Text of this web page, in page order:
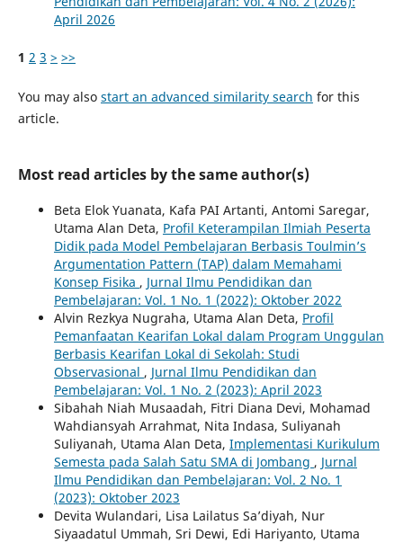
April 2026
1 2 3 > >>
You may also start an advanced similarity search for this
article.
Most read articles by the same author(s)
Beta Elok Yuanata, Kafa PAI Artanti, Antomi Saregar,
Utama Alan Deta, Profil Keterampilan Ilmiah Peserta
Didik pada Model Pembelajaran Berbasis Toulmin’s
Argumentation Pattern (TAP) dalam Memahami
Konsep Fisika , Jurnal Ilmu Pendidikan dan
Pembelajaran: Vol. 1 No. 1 (2022): Oktober 2022
Alvin Rezkya Nugraha, Utama Alan Deta, Profil
Pemanfaatan Kearifan Lokal dalam Program Unggulan
Berbasis Kearifan Lokal di Sekolah: Studi
Observasional , Jurnal Ilmu Pendidikan dan
Pembelajaran: Vol. 1 No. 2 (2023): April 2023
Sibahah Niah Musaadah, Fitri Diana Devi, Mohamad
Wahdiansyah Arrahmat, Nita Indasa, Suliyanah
Suliyanah, Utama Alan Deta, Implementasi Kurikulum
Semesta pada Salah Satu SMA di Jombang , Jurnal
Ilmu Pendidikan dan Pembelajaran: Vol. 2 No. 1
(2023): Oktober 2023
Devita Wulandari, Lisa Lailatus Sa’diyah, Nur
Siyaadatul Ummah, Sri Dewi, Edi Hariyanto, Utama